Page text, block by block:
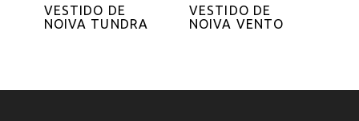
VESTIDO DE
NOIVA TUNDRA
VESTIDO DE
NOIVA VENTO